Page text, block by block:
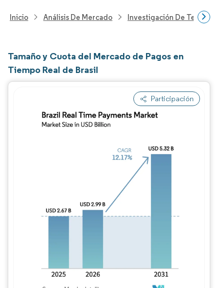
Inicio Análisis De Mercado Investigación De
Tamaño y Cuota del Mercado de Pagos en
Tiempo Real de Brasil
Participación
Imagen © Mordor Intelligence. El uso